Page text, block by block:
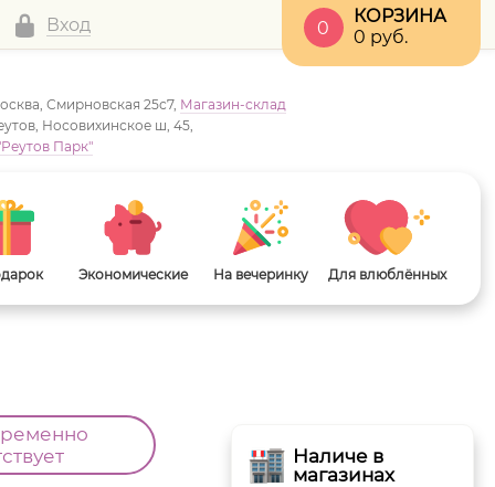
Вход
КОРЗИНА
0 руб.
0
Смирновская 25с7, Магазин-склад
Носовихинское ш, 45,
Парк"
Экономические На вечеринку Для влюблённых
Наличе в
магазинах